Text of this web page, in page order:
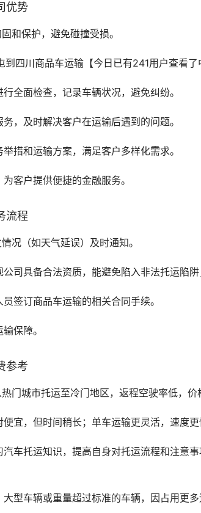
优势
和保护，避免碰撞受损。
全面检查，记录车辆状况，避免纠纷。
，及时解决客户在运输后遇到的问题。
措和运输方案，满足客户多样化需求。
客户提供便捷的金融服务。
流程
况（如天气延误）及时通知。
司具备合法资质，能避免陷入非法托运陷阱
签订商品车运输的相关合同手续。
保障。
参考
门城市托运至冷门地区，返程空驶率低，价
宜，但时间稍长；单车运输更灵活，速度更
车托运知识，提高自身对托运流程和注意
型车辆或重量超过标准的车辆，因占用更多